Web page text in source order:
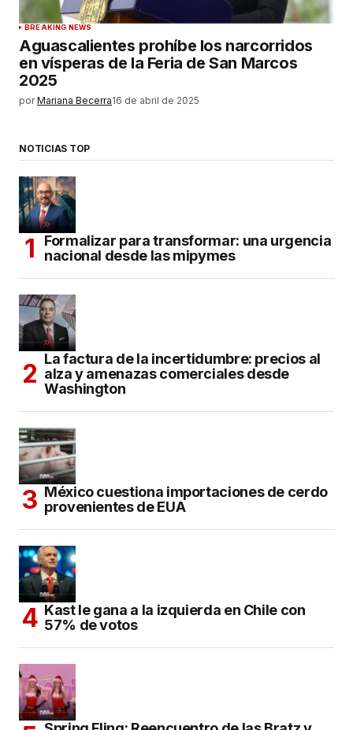
BREAKING NEWS
Aguascalientes prohíbe los narcorridos
en vísperas de la Feria de San Marcos
2025
por Mariana Becerra16 de abril de 2025
NOTICIAS TOP
Formalizar para transformar: una urgencia
nacional desde las mipymes
La factura de la incertidumbre: precios al
alza y amenazas comerciales desde
Washington
México cuestiona importaciones de cerdo
provenientes de EUA
Kast le gana a la izquierda en Chile con
57% de votos